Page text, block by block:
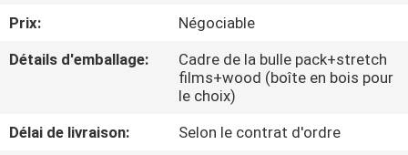
VISITE
L'USINE
Prix:
Négociable
Détails d'emballage:
Cadre de la bulle pack+stretch
films+wood (boîte en bois pour
le choix)
Délai de livraison:
Selon le contrat d'ordre